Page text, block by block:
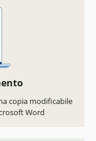
copia modificabile
Word